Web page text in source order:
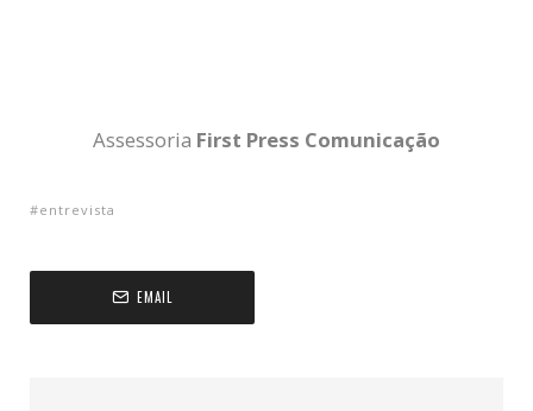
Assessoria First Press Comunicação
entrevista
EMAIL